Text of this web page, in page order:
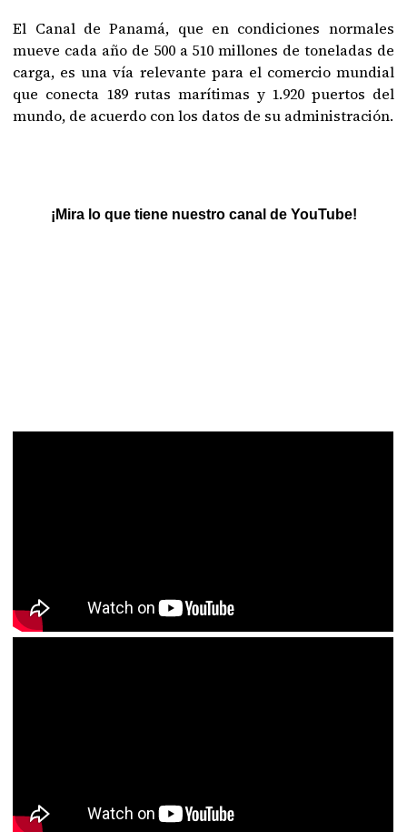
El Canal de Panamá, que en condiciones normales
mueve cada año de 500 a 510 millones de toneladas de
carga, es una vía relevante para el comercio mundial
que conecta 189 rutas marítimas y 1.920 puertos del
mundo, de acuerdo con los datos de su administración.
¡Mira lo que tiene nuestro canal de YouTube!